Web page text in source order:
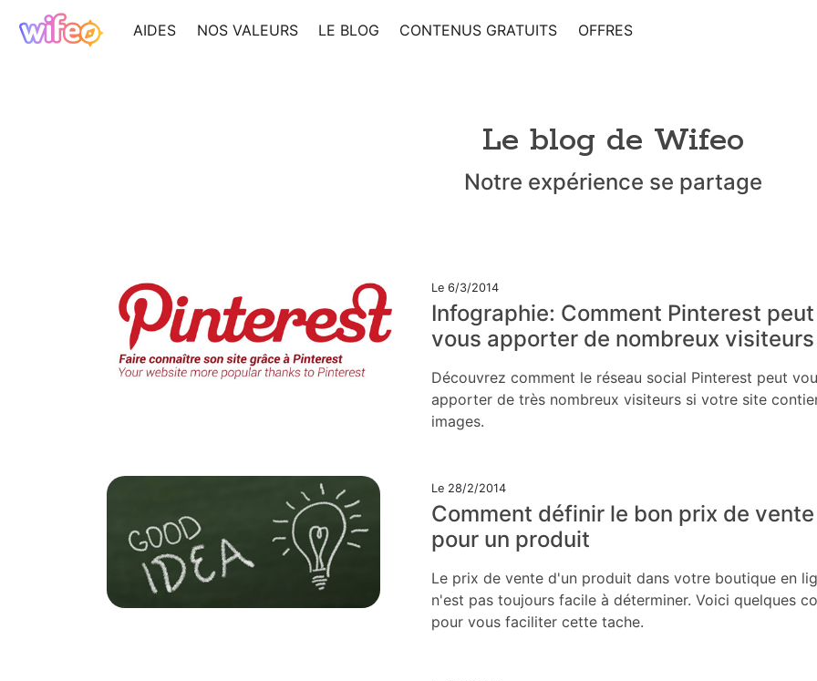
AIDES NOS VALEURS LE BLOG CONTENUS GRATUITS OFFRES
Le blog de Wifeo
Notre expérience se partage
Le 6/3/2014
Infographie: Comment Pinterest peut
vous apporter de nombreux visiteurs
Découvrez comment le réseau social Pinterest peut
apporter de très nombreux visiteurs si votre site
images.
Le 28/2/2014
Comment définir le bon prix de vente
pour un produit
Le prix de vente d'un produit dans votre boutique en
n'est pas toujours facile à déterminer. Voici quelques
pour vous faciliter cette tache.